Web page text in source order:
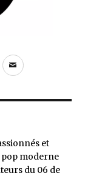
E-
et
moderne
du 06 de